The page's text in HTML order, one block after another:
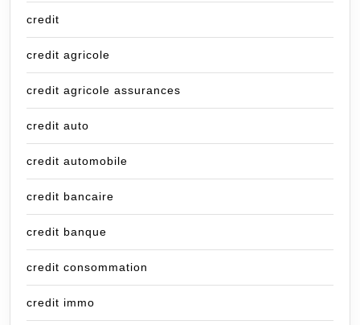
credit
credit agricole
credit agricole assurances
credit auto
credit automobile
credit bancaire
credit banque
credit consommation
credit immo